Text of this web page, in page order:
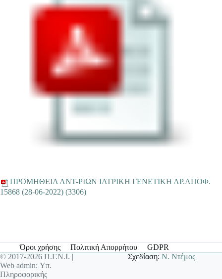
ΠΡΟΜΗΘΕΙΑ ΑΝΤ-ΡΙΩΝ ΙΑΤΡΙΚΗ ΓΕΝΕΤΙΚΗ ΑΡ.ΑΠΟΦ.
15868 (28-06-2022) (3306)
Όροι χρήσης Πολιτική Απορρήτου
GDPR
© 2017-2026 Π.Γ.Ν.Ι. |
Web admin: Υπ.
Πληροφορικής
Σχεδίαση:Ν. Ντέμος